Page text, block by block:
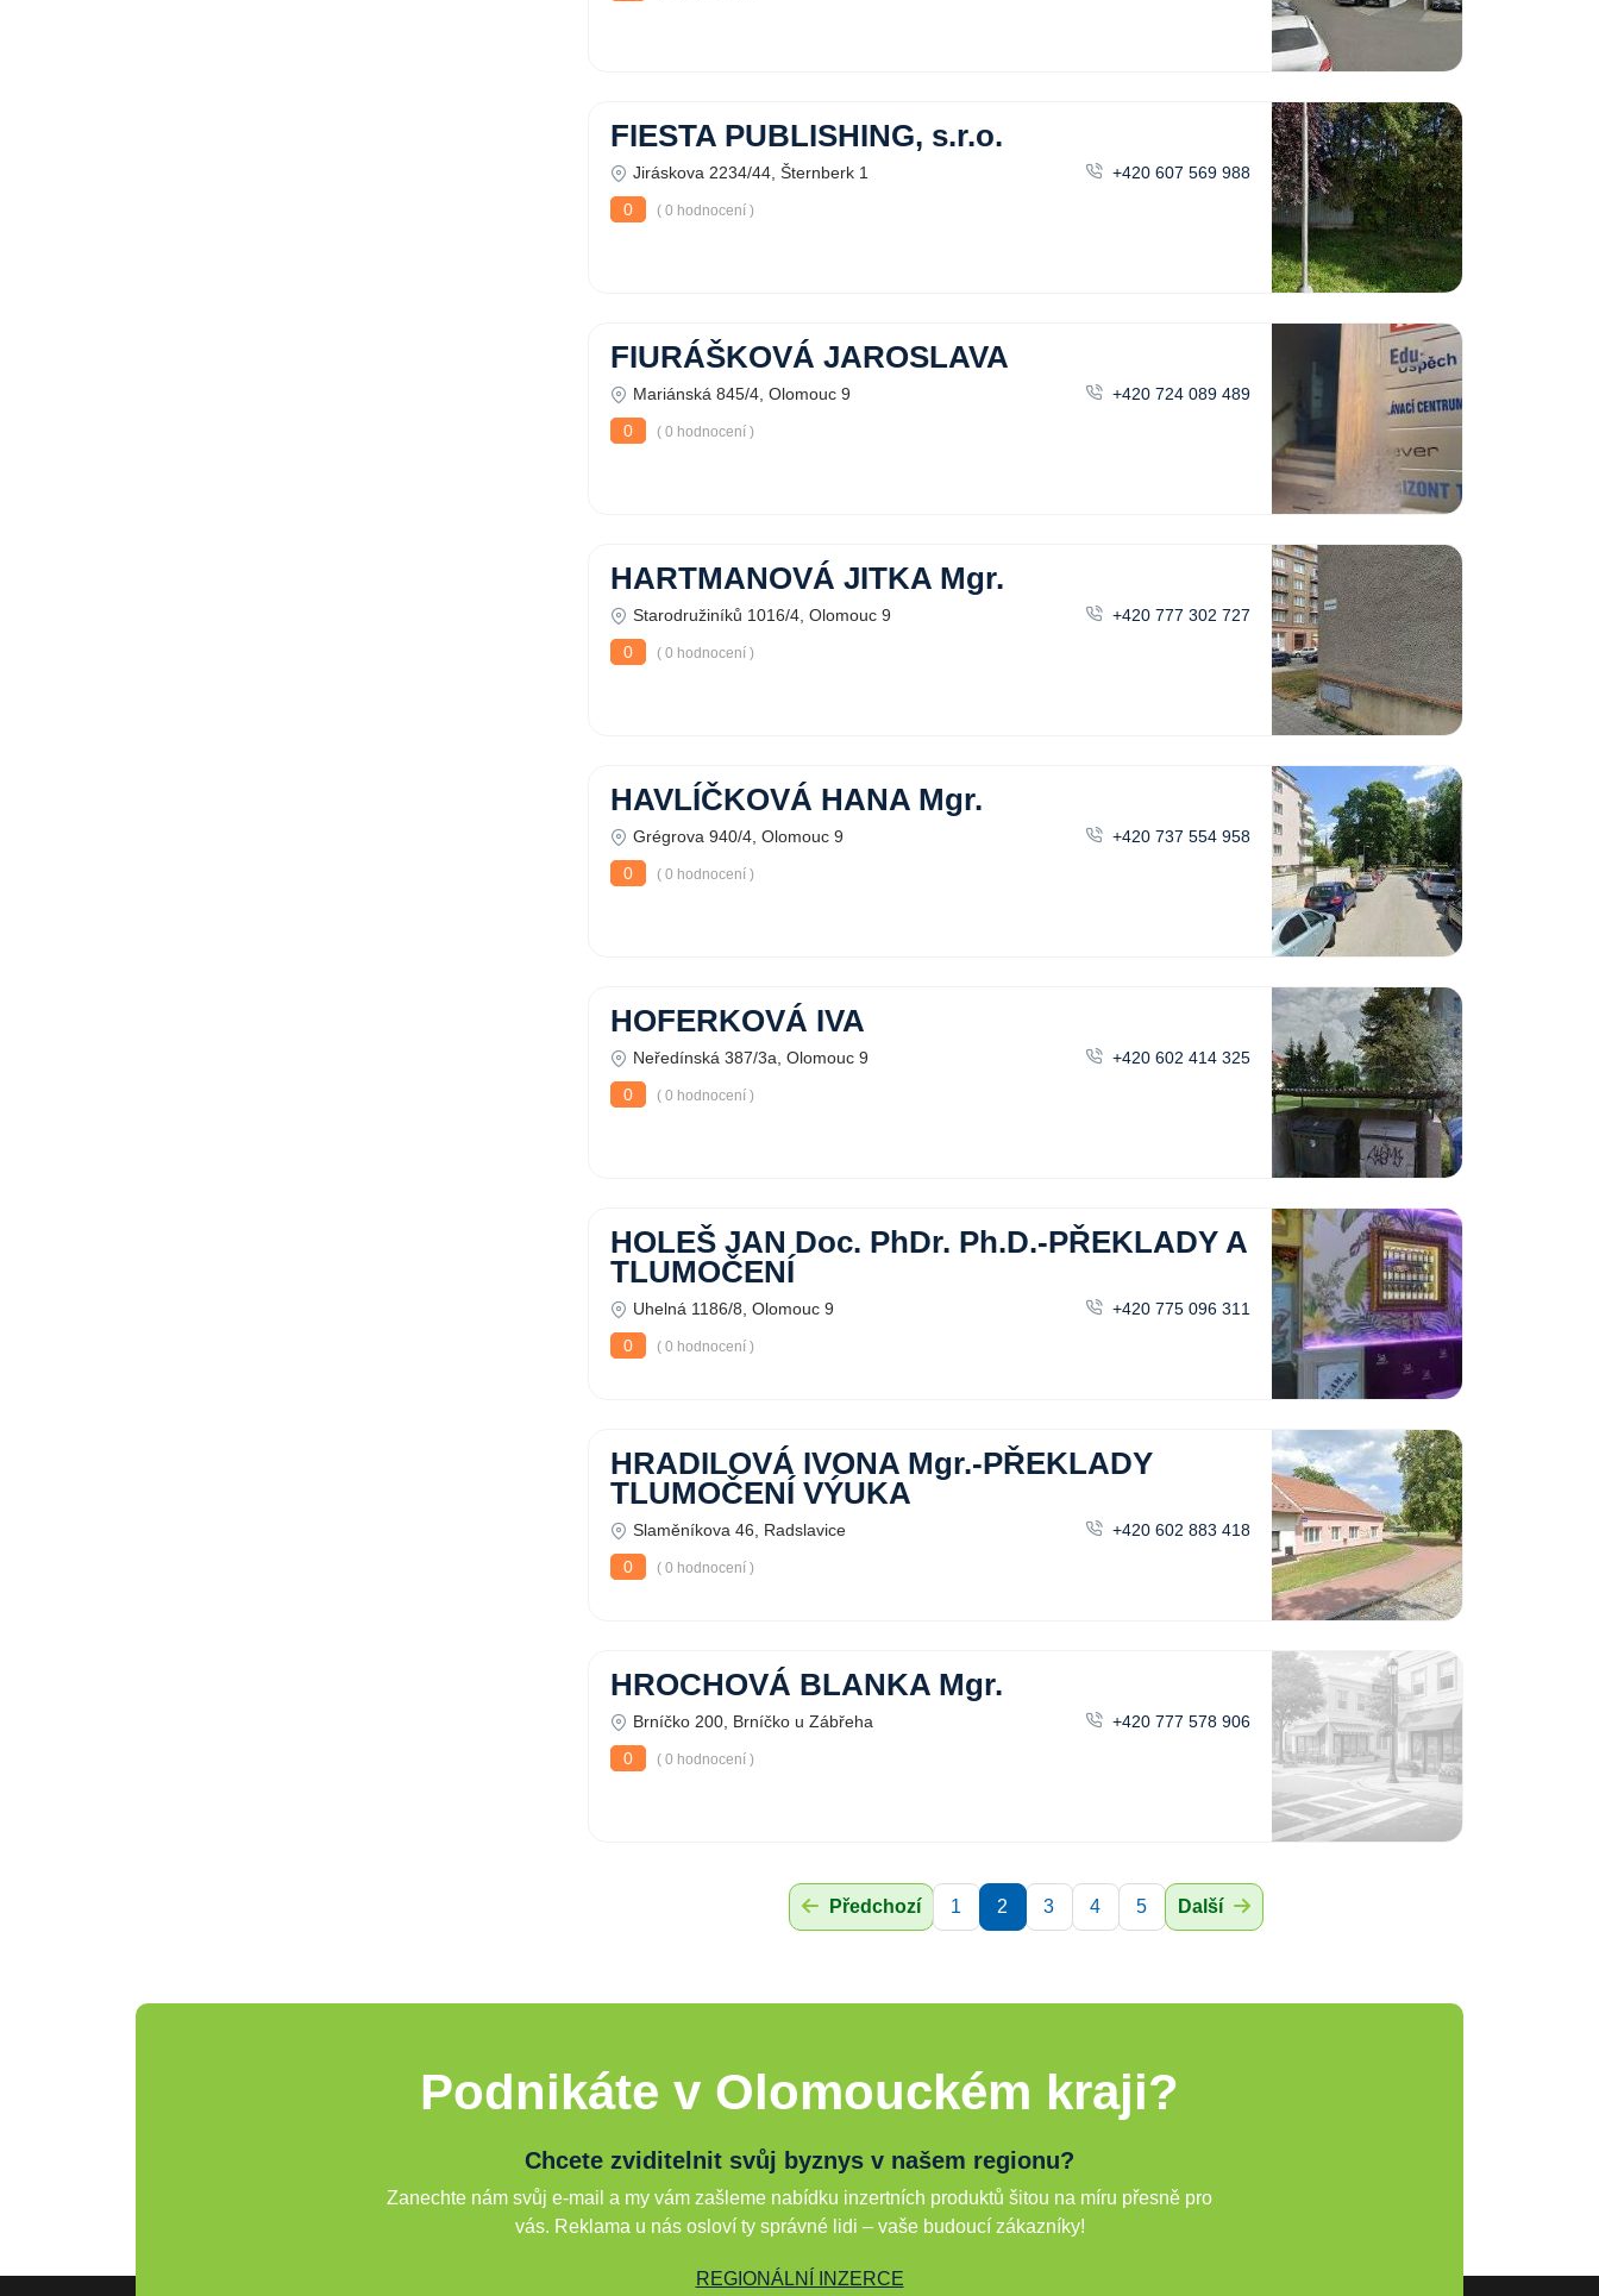
FIESTA PUBLISHING, s.r.o.
Jiráskova 2234/44, Šternberk 1
+420 607 569 988
0
( 0 hodnocení )
FIURÁŠKOVÁ JAROSLAVA
Mariánská 845/4, Olomouc 9
+420 724 089 489
0
( 0 hodnocení )
HARTMANOVÁ JITKA Mgr.
Starodružiníků 1016/4, Olomouc 9
+420 777 302 727
0
( 0 hodnocení )
HAVLÍČKOVÁ HANA Mgr.
Grégrova 940/4, Olomouc 9
+420 737 554 958
0
( 0 hodnocení )
HOFERKOVÁ IVA
Neředínská 387/3a, Olomouc 9
+420 602 414 325
0
( 0 hodnocení )
HOLEŠ JAN Doc. PhDr. Ph.D.-PŘEKLADY A
TLUMOČENÍ
Uhelná 1186/8, Olomouc 9
+420 775 096 311
0
( 0 hodnocení )
HRADILOVÁ IVONA Mgr.-PŘEKLADY
TLUMOČENÍ VÝUKA
Slaměníkova 46, Radslavice
+420 602 883 418
0
( 0 hodnocení )
HROCHOVÁ BLANKA Mgr.
Brníčko 200, Brníčko u Zábřeha
+420 777 578 906
0
( 0 hodnocení )
Předchozí 1 2 3 4 5 Další
Podnikáte v Olomouckém kraji?
Chcete zviditelnit svůj byznys v našem regionu?
Zanechte nám svůj e-mail a my vám zašleme nabídku inzertních produktů šitou na míru přesně pro
vás. Reklama u nás osloví ty správné lidi – vaše budoucí zákazníky!
REGIONÁLNÍ INZERCE